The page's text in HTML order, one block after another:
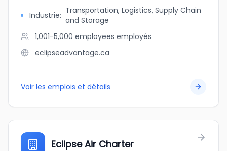
Industrie: Transportation, Logistics, Supply Chain
and Storage
1,001-5,000 employees employés
eclipseadvantage.ca
Voir les emplois et détails
Eclipse Air Charter